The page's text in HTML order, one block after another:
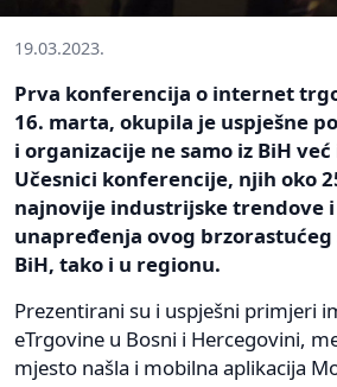
19.03.2023.
Prva konferencija o internet
16. marta, okupila je uspješne
i organizacije ne samo iz BiH
Učesnici konferencije, njih oko
najnovije industrijske trendove
unapređenja ovog
BiH, tako i u regionu.
Prezentirani su i uspješni primjeri
eTrgovine u Bosni i Hercegovini,
mjesto našla i mobilna aplikacija